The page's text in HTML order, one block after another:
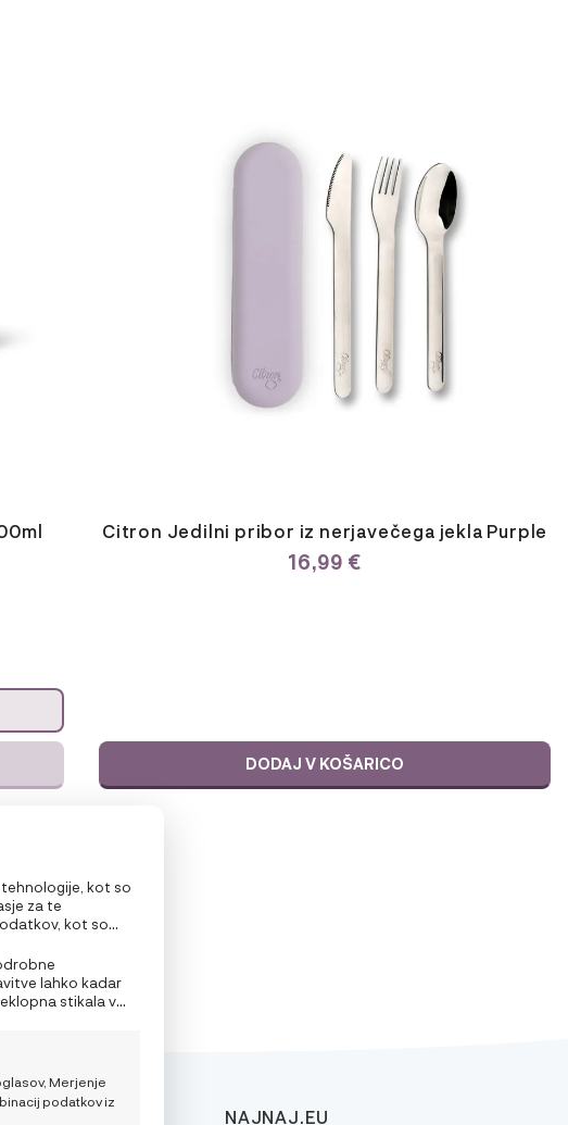
kot so
za te
kot so
lahko kadar
stikala v
Merjenje
podatkov iz
Citron Jedilni pribor iz nerjavečega jekla Purple
16,99 €
DODAJ V KOŠARICO
NAJNAJ.EU